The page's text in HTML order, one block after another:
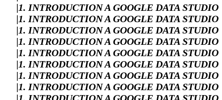
|1. INTRODUCTION A GOOGLE DATA STUDIO
|1. INTRODUCTION A GOOGLE DATA STUDIO
|1. INTRODUCTION A GOOGLE DATA STUDIO
|1. INTRODUCTION A GOOGLE DATA STUDIO
|1. INTRODUCTION A GOOGLE DATA STUDIO
|1. INTRODUCTION A GOOGLE DATA STUDIO
|1. INTRODUCTION A GOOGLE DATA STUDIO
|1. INTRODUCTION A GOOGLE DATA STUDIO